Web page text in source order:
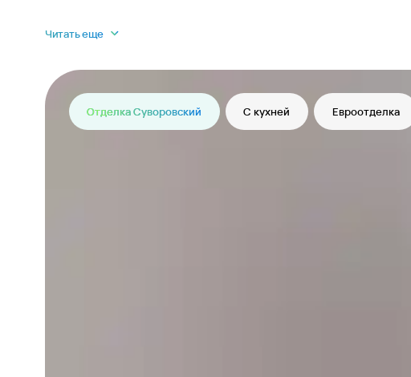
Читать еще
Отделка Суворовский С кухней Евроотделка